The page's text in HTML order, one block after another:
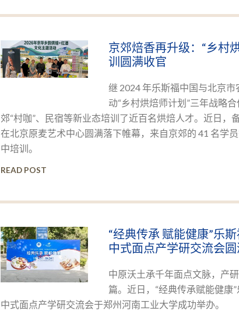
京郊焙香再升级：“乡村
训圆满收官
继 2024 年乐斯福中国与北京
动“乡村烘焙师计划”三年战略
郊“村咖”、民宿等新业态培训了近百名烘焙人才。近日，
在北京原麦艺术中心圆满落下帷幕，来自京郊的 41 名学
中培训。
READ POST
“经典传承 赋能健康”乐
中式面点产学研交流会
中原沃土承千年面点文脉，产
篇。近日，“经典传承赋能健康
中式面点产学研交流会于郑州河南工业大学成功举办。